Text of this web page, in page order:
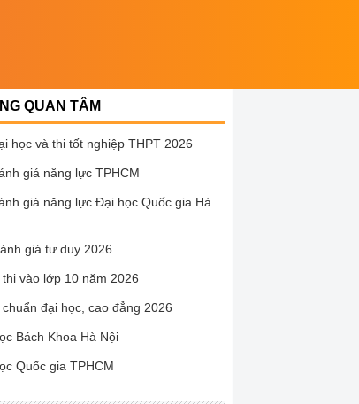
QUAN TÂM
học và thi tốt nghiệp THPT 2026
giá năng lực TPHCM
giá năng lực Đại học Quốc gia Hà
giá tư duy 2026
vào lớp 10 năm 2026
đại học, cao đẳng 2026
Bách Khoa Hà Nội
Quốc gia TPHCM